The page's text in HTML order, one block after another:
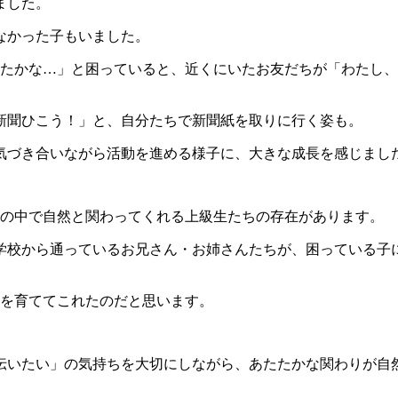
った子もいました。
かな…」と困っていると、近くにいたお友だちが「わたし
ひこう！」と、自分たちで新聞紙を取りに行く姿も。
き合いながら活動を進める様子に、大きな成長を感じまし
で自然と関わってくれる上級生たちの存在があります。
から通っているお兄さん・お姉さんたちが、困っている
育ててこれたのだと思います。
たい」の気持ちを大切にしながら、あたたかな関わりが